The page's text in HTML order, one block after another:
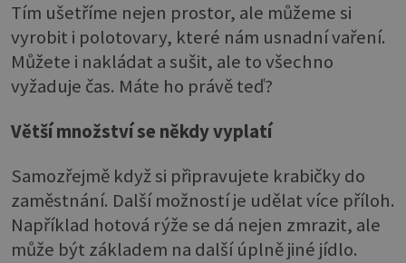
Tím ušetříme nejen prostor, ale můžeme si
vyrobit i polotovary, které nám usnadní vaření.
Můžete i nakládat a sušit, ale to všechno
vyžaduje čas. Máte ho právě teď?
Větší množství se někdy vyplatí
Samozřejmě když si připravujete krabičky do
zaměstnání. Další možností je udělat více příloh.
Například hotová rýže se dá nejen zmrazit, ale
může být základem na další úplně jiné jídlo.